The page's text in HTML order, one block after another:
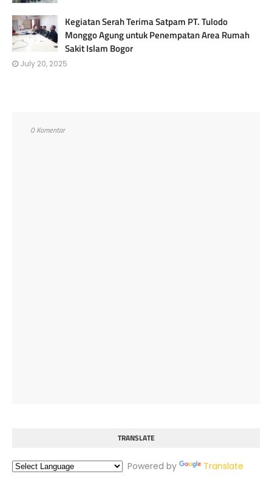
Kegiatan Serah Terima Satpam PT. Tulodo
Monggo Agung untuk Penempatan Area Rumah
Sakit Islam Bogor
July 20, 2025
0 Komentar
TRANSLATE
Powered by Translate